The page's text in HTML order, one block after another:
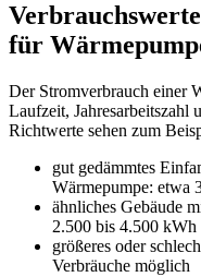
für
Der Stromverbrauch einer
Laufzeit, Jahresarbeitszahl
Richtwerte sehen zum
gut gedämmtes
Wärmepumpe: etwa
ähnliches Gebäude
2.500 bis 4.500 kWh
größeres oder
Verbräuche möglich